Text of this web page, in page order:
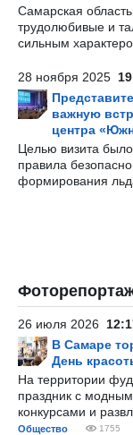
Самарская
трудолюбивые и
сильным
28 ноября 2025
важную
центра
Целью визита
правила
формирования
26 июля 2026
В Самаре
День
На территории
праздник с
конкурсами и
Общество 1755